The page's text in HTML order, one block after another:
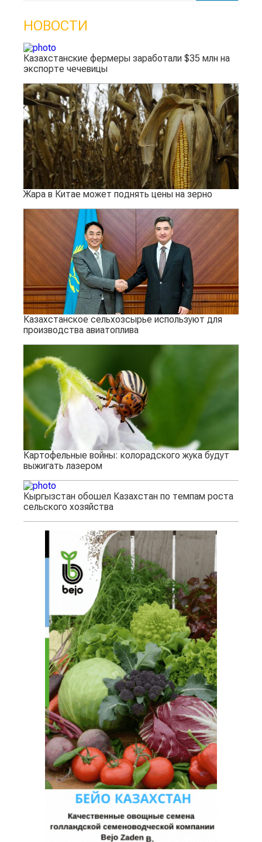
НОВОСТИ
Казахстанские фермеры заработали $35 млн на
экспорте чечевицы
Жара в Китае может поднять цены на зерно
Казахстанское сельхозсырье используют для
производства авиатоплива
Картофельные войны: колорадского жука будут
выжигать лазером
Кыргызстан обошел Казахстан по темпам роста
сельского хозяйства